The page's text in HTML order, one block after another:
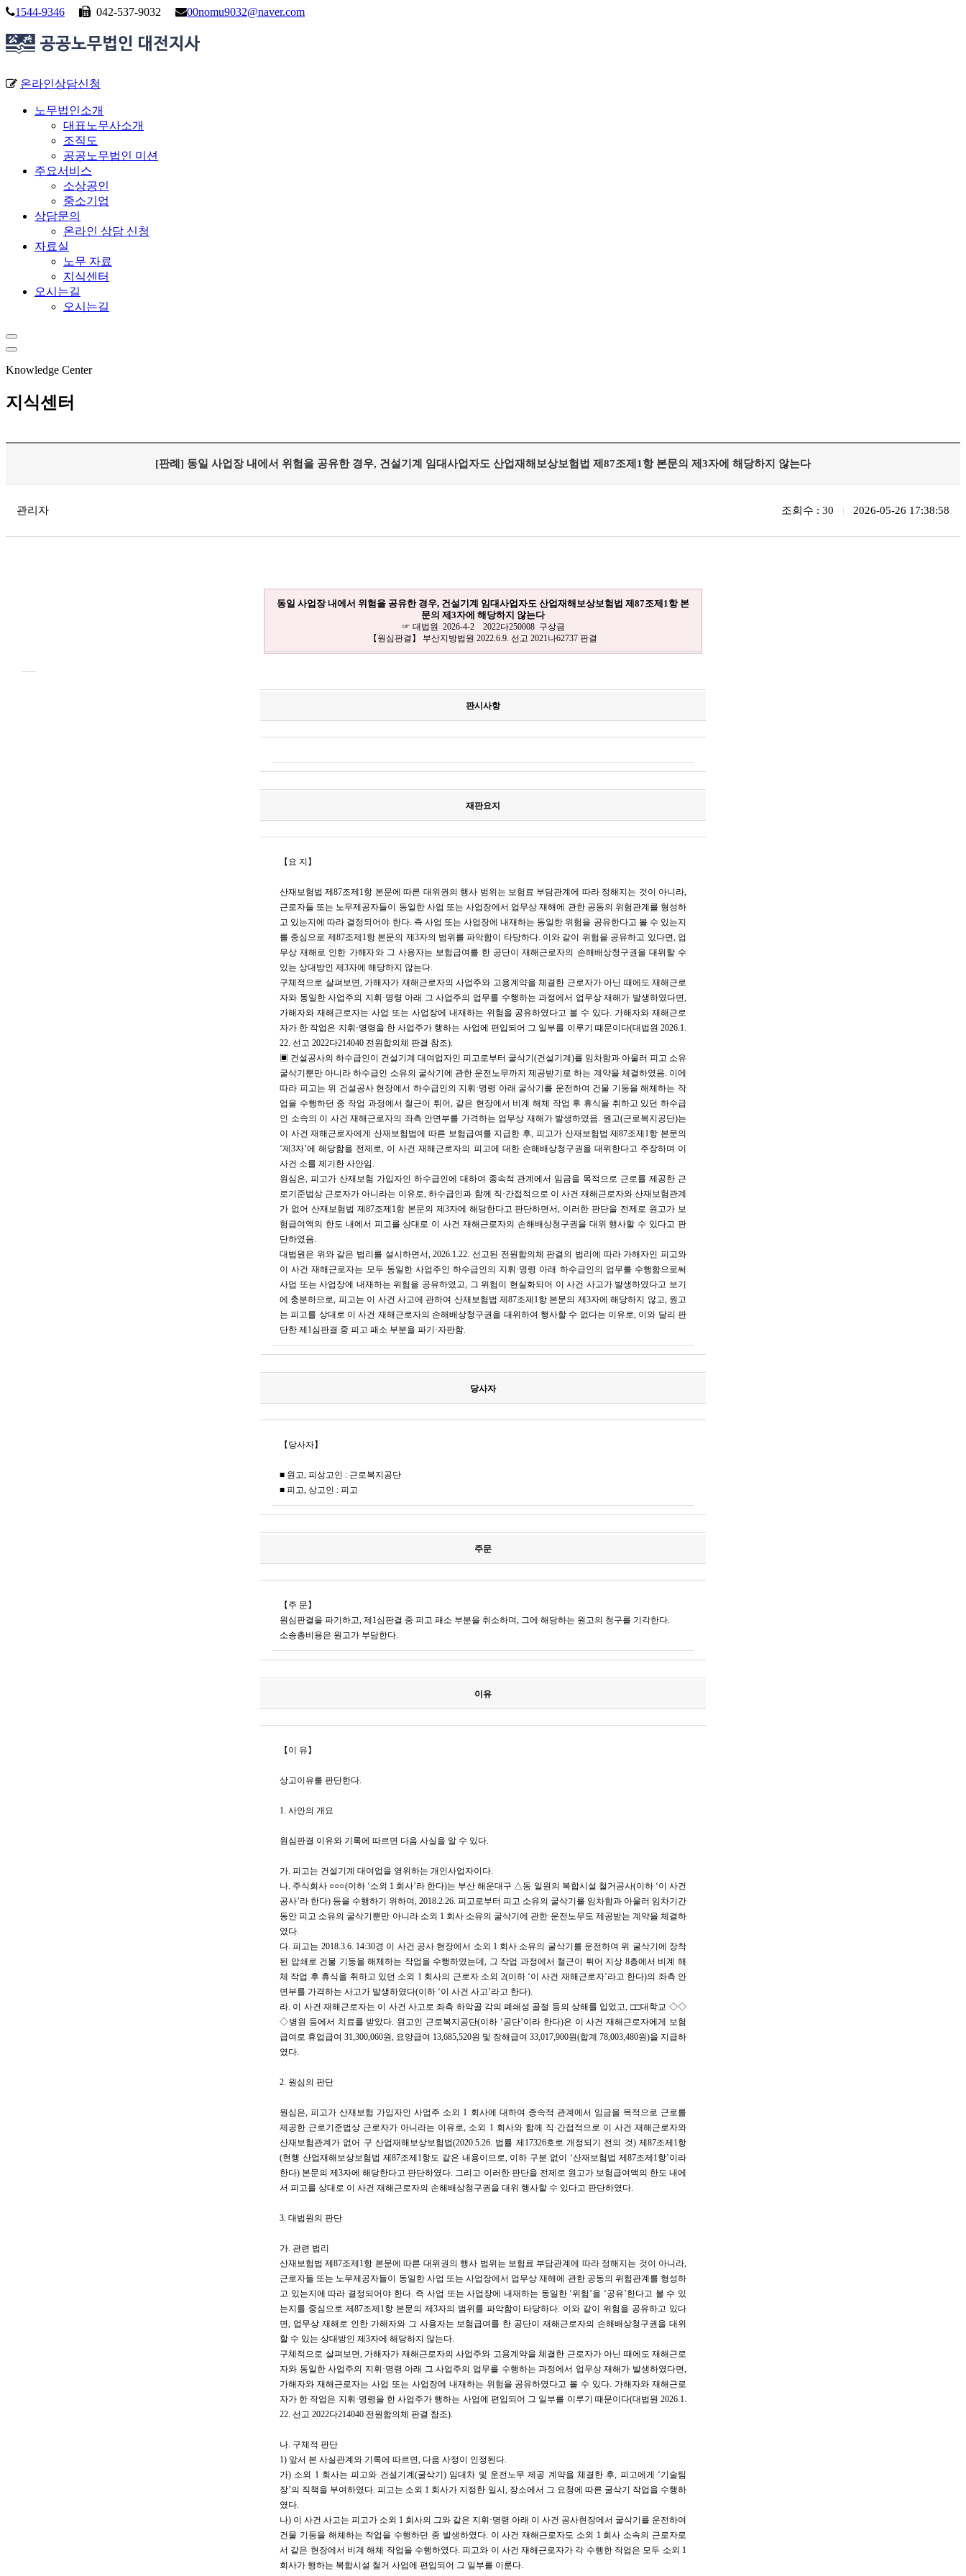
1544-9346 042-537-9032 00nomu9032@naver.com
온라인상담신청
노무법인소개
대표노무사소개
조직도
공공노무법인 미션
주요서비스
소상공인
중소기업
상담문의
온라인 상담 신청
자료실
노무 자료
지식센터
오시는길
오시는길
Knowledge Center
지식센터
[판례] 동일 사업장 내에서 위험을 공유한 경우, 건설기계 임대사업자도 산업재해보상보험법 제87조제1항 본문의 제3자에 해당하지 않는다
관리자 조회수 : 30 | 2026-05-26 17:38:58
동일 사업장 내에서 위험을 공유한 경우, 건설기계 임대사업자도 산업재해보상보험법 제87조제1항 본
문의 제3자에 해당하지 않는다
☞ 대법원 2026-4-2 2022다250008 구상금
【원심판결】 부산지방법원 2022.6.9. 선고 2021나62737 판결
판시사항
재판요지
【요 지】
산재보험법 제87조제1항 본문에 따른 대위권의 행사 범위는 보험료 부담관계에 따라 정해지는 것이 아니라,
근로자들 또는 노무제공자들이 동일한 사업 또는 사업장에서 업무상 재해에 관한 공동의 위험관계를 형성하
고 있는지에 따라 결정되어야 한다. 즉 사업 또는 사업장에 내재하는 동일한 위험을 공유한다고 볼 수 있는지
를 중심으로 제87조제1항 본문의 제3자의 범위를 파악함이 타당하다. 이와 같이 위험을 공유하고 있다면, 업
무상 재해로 인한 가해자와 그 사용자는 보험급여를 한 공단이 재해근로자의 손해배상청구권을 대위할 수
있는 상대방인 제3자에 해당하지 않는다.
구체적으로 살펴보면, 가해자가 재해근로자의 사업주와 고용계약을 체결한 근로자가 아닌 때에도 재해근로
자와 동일한 사업주의 지휘·명령 아래 그 사업주의 업무를 수행하는 과정에서 업무상 재해가 발생하였다면,
가해자와 재해근로자는 사업 또는 사업장에 내재하는 위험을 공유하였다고 볼 수 있다. 가해자와 재해근로
자가 한 작업은 지휘·명령을 한 사업주가 행하는 사업에 편입되어 그 일부를 이루기 때문이다(대법원 2026.1.
22. 선고 2022다214040 전원합의체 판결 참조).
▣ 건설공사의 하수급인이 건설기계 대여업자인 피고로부터 굴삭기(건설기계)를 임차함과 아울러 피고 소유
굴삭기뿐만 아니라 하수급인 소유의 굴삭기에 관한 운전노무까지 제공받기로 하는 계약을 체결하였음. 이에
따라 피고는 위 건설공사 현장에서 하수급인의 지휘·명령 아래 굴삭기를 운전하여 건물 기둥을 해체하는 작
업을 수행하던 중 작업 과정에서 철근이 튀어, 같은 현장에서 비계 해체 작업 후 휴식을 취하고 있던 하수급
인 소속의 이 사건 재해근로자의 좌측 안면부를 가격하는 업무상 재해가 발생하였음. 원고(근로복지공단)는
이 사건 재해근로자에게 산재보험법에 따른 보험급여를 지급한 후, 피고가 산재보험법 제87조제1항 본문의
‘제3자’에 해당함을 전제로, 이 사건 재해근로자의 피고에 대한 손해배상청구권을 대위한다고 주장하며 이
사건 소를 제기한 사안임.
원심은, 피고가 산재보험 가입자인 하수급인에 대하여 종속적 관계에서 임금을 목적으로 근로를 제공한 근
로기준법상 근로자가 아니라는 이유로, 하수급인과 함께 직·간접적으로 이 사건 재해근로자와 산재보험관계
가 없어 산재보험법 제87조제1항 본문의 제3자에 해당한다고 판단하면서, 이러한 판단을 전제로 원고가 보
험급여액의 한도 내에서 피고를 상대로 이 사건 재해근로자의 손해배상청구권을 대위 행사할 수 있다고 판
단하였음.
대법원은 위와 같은 법리를 설시하면서, 2026.1.22. 선고된 전원합의체 판결의 법리에 따라 가해자인 피고와
이 사건 재해근로자는 모두 동일한 사업주인 하수급인의 지휘·명령 아래 하수급인의 업무를 수행함으로써
사업 또는 사업장에 내재하는 위험을 공유하였고, 그 위험이 현실화되어 이 사건 사고가 발생하였다고 보기
에 충분하므로, 피고는 이 사건 사고에 관하여 산재보험법 제87조제1항 본문의 제3자에 해당하지 않고, 원고
는 피고를 상대로 이 사건 재해근로자의 손해배상청구권을 대위하여 행사할 수 없다는 이유로, 이와 달리 판
단한 제1심판결 중 피고 패소 부분을 파기·자판함.
당사자
【당사자】
■ 원고, 피상고인 : 근로복지공단
■ 피고, 상고인 : 피고
주문
【주 문】
원심판결을 파기하고, 제1심판결 중 피고 패소 부분을 취소하며, 그에 해당하는 원고의 청구를 기각한다.
소송총비용은 원고가 부담한다.
이유
【이 유】
상고이유를 판단한다.
1. 사안의 개요
원심판결 이유와 기록에 따르면 다음 사실을 알 수 있다.
가. 피고는 건설기계 대여업을 영위하는 개인사업자이다.
나. 주식회사 ○○○(이하 ‘소외 1 회사’라 한다)는 부산 해운대구 △동 일원의 복합시설 철거공사(이하 ‘이 사건
공사’라 한다) 등을 수행하기 위하여, 2018.2.26. 피고로부터 피고 소유의 굴삭기를 임차함과 아울러 임차기간
동안 피고 소유의 굴삭기뿐만 아니라 소외 1 회사 소유의 굴삭기에 관한 운전노무도 제공받는 계약을 체결하
였다.
다. 피고는 2018.3.6. 14:30경 이 사건 공사 현장에서 소외 1 회사 소유의 굴삭기를 운전하여 위 굴삭기에 장착
된 압쇄로 건물 기둥을 해체하는 작업을 수행하였는데, 그 작업 과정에서 철근이 튀어 지상 8층에서 비계 해
체 작업 후 휴식을 취하고 있던 소외 1 회사의 근로자 소외 2(이하 ‘이 사건 재해근로자’라고 한다)의 좌측 안
면부를 가격하는 사고가 발생하였다(이하 ‘이 사건 사고’라고 한다).
라. 이 사건 재해근로자는 이 사건 사고로 좌측 하악골 각의 폐쇄성 골절 등의 상해를 입었고, □□대학교 ◇◇
◇병원 등에서 치료를 받았다. 원고인 근로복지공단(이하 ‘공단’이라 한다)은 이 사건 재해근로자에게 보험
급여로 휴업급여 31,300,060원, 요양급여 13,685,520원 및 장해급여 33,017,900원(합계 78,003,480원)을 지급하
였다.
2. 원심의 판단
원심은, 피고가 산재보험 가입자인 사업주 소외 1 회사에 대하여 종속적 관계에서 임금을 목적으로 근로를
제공한 근로기준법상 근로자가 아니라는 이유로, 소외 1 회사와 함께 직·간접적으로 이 사건 재해근로자와
산재보험관계가 없어 구 산업재해보상보험법(2020.5.26. 법률 제17326호로 개정되기 전의 것) 제87조제1항
(현행 산업재해보상보험법 제87조제1항도 같은 내용이므로, 이하 구분 없이 ‘산재보험법 제87조제1항’이라
한다) 본문의 제3자에 해당한다고 판단하였다. 그리고 이러한 판단을 전제로 원고가 보험급여액의 한도 내에
서 피고를 상대로 이 사건 재해근로자의 손해배상청구권을 대위 행사할 수 있다고 판단하였다.
3. 대법원의 판단
가. 관련 법리
산재보험법 제87조제1항 본문에 따른 대위권의 행사 범위는 보험료 부담관계에 따라 정해지는 것이 아니라,
근로자들 또는 노무제공자들이 동일한 사업 또는 사업장에서 업무상 재해에 관한 공동의 위험관계를 형성하
고 있는지에 따라 결정되어야 한다. 즉 사업 또는 사업장에 내재하는 동일한 ‘위험’을 ‘공유’한다고 볼 수 있
는지를 중심으로 제87조제1항 본문의 제3자의 범위를 파악함이 타당하다. 이와 같이 위험을 공유하고 있다
면, 업무상 재해로 인한 가해자와 그 사용자는 보험급여를 한 공단이 재해근로자의 손해배상청구권을 대위
할 수 있는 상대방인 제3자에 해당하지 않는다.
구체적으로 살펴보면, 가해자가 재해근로자의 사업주와 고용계약을 체결한 근로자가 아닌 때에도 재해근로
자와 동일한 사업주의 지휘·명령 아래 그 사업주의 업무를 수행하는 과정에서 업무상 재해가 발생하였다면,
가해자와 재해근로자는 사업 또는 사업장에 내재하는 위험을 공유하였다고 볼 수 있다. 가해자와 재해근로
자가 한 작업은 지휘·명령을 한 사업주가 행하는 사업에 편입되어 그 일부를 이루기 때문이다(대법원 2026.1.
22. 선고 2022다214040 전원합의체 판결 참조).
나. 구체적 판단
1) 앞서 본 사실관계와 기록에 따르면, 다음 사정이 인정된다.
가) 소외 1 회사는 피고와 건설기계(굴삭기) 임대차 및 운전노무 제공 계약을 체결한 후, 피고에게 ‘기술팀
장’의 직책을 부여하였다. 피고는 소외 1 회사가 지정한 일시, 장소에서 그 요청에 따른 굴삭기 작업을 수행하
였다.
나) 이 사건 사고는 피고가 소외 1 회사의 그와 같은 지휘·명령 아래 이 사건 공사현장에서 굴삭기를 운전하여
건물 기둥을 해체하는 작업을 수행하던 중 발생하였다. 이 사건 재해근로자도 소외 1 회사 소속의 근로자로
서 같은 현장에서 비계 해체 작업을 수행하였다. 피고와 이 사건 재해근로자가 각 수행한 작업은 모두 소외 1
회사가 행하는 복합시설 철거 사업에 편입되어 그 일부를 이룬다.